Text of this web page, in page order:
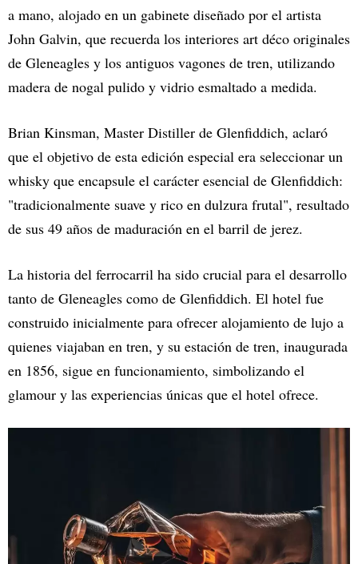
a mano, alojado en un gabinete diseñado por el artista
John Galvin, que recuerda los interiores art déco originales
de Gleneagles y los antiguos vagones de tren, utilizando
madera de nogal pulido y vidrio esmaltado a medida.
Brian Kinsman, Master Distiller de Glenfiddich, aclaró
que el objetivo de esta edición especial era seleccionar un
whisky que encapsule el carácter esencial de Glenfiddich:
"tradicionalmente suave y rico en dulzura frutal", resultado
de sus 49 años de maduración en el barril de jerez.
La historia del ferrocarril ha sido crucial para el desarrollo
tanto de Gleneagles como de Glenfiddich. El hotel fue
construido inicialmente para ofrecer alojamiento de lujo a
quienes viajaban en tren, y su estación de tren, inaugurada
en 1856, sigue en funcionamiento, simbolizando el
glamour y las experiencias únicas que el hotel ofrece.